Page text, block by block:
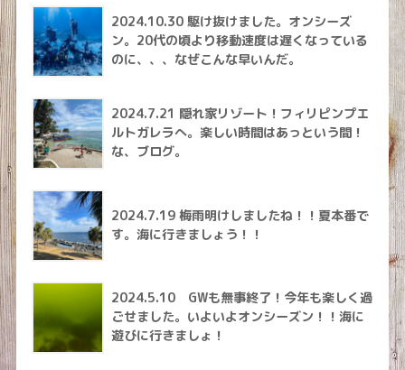
2024.10.30 駆け抜けました。オンシーズ
ン。20代の頃より移動速度は遅くなっている
のに、、、なぜこんな早いんだ。
2024.7.21 隠れ家リゾート！フィリピンプエ
ルトガレラへ。楽しい時間はあっという間！
な、ブログ。
2024.7.19 梅雨明けしましたね！！夏本番で
す。海に行きましょう！！
2024.5.10 GWも無事終了！今年も楽しく過
ごせました。いよいよオンシーズン！！海に
遊びに行きましょ！